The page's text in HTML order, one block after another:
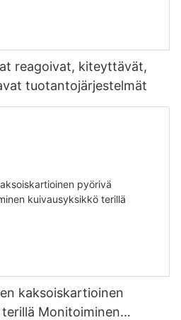
reagoivat, kiteyttävät,
tuotantojärjestelmät
kaksoiskartioinen
Monitoiminen